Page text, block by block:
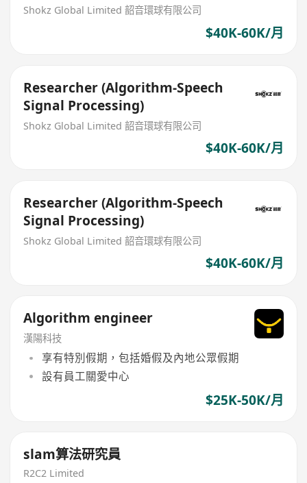
Shokz Global Limited 韶音環球有限公司
$40K-60K/月
Researcher (Algorithm-Speech
Signal Processing)
Shokz Global Limited 韶音環球有限公司
$40K-60K/月
Researcher (Algorithm-Speech
Signal Processing)
Shokz Global Limited 韶音環球有限公司
$40K-60K/月
Algorithm engineer
漢陽科技
享有特別假期，包括婚假及內地公眾假期
設有員工關愛中心
$25K-50K/月
slam算法研究員
R2C2 Limited